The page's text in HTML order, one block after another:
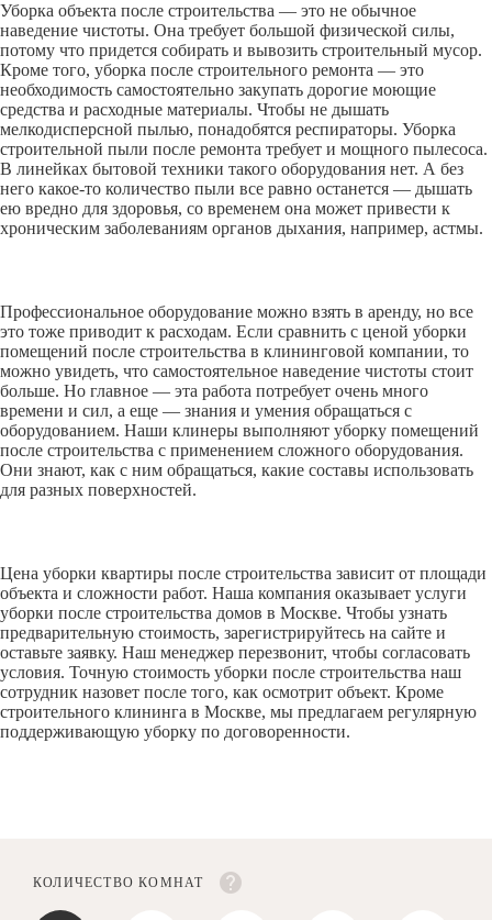
Уборка объекта после строительства — это не обычное
наведение чистоты. Она требует большой физической силы,
потому что придется собирать и вывозить строительный мусор.
Кроме того, уборка после строительного ремонта — это
необходимость самостоятельно закупать дорогие моющие
средства и расходные материалы. Чтобы не дышать
мелкодисперсной пылью, понадобятся респираторы. Уборка
строительной пыли после ремонта требует и мощного пылесоса.
В линейках бытовой техники такого оборудования нет. А без
него какое-то количество пыли все равно останется — дышать
ею вредно для здоровья, со временем она может привести к
хроническим заболеваниям органов дыхания, например, астмы.
Профессиональное оборудование можно взять в аренду, но все
это тоже приводит к расходам. Если сравнить с ценой уборки
помещений после строительства в клининговой компании, то
можно увидеть, что самостоятельное наведение чистоты стоит
больше. Но главное — эта работа потребует очень много
времени и сил, а еще — знания и умения обращаться с
оборудованием. Наши клинеры выполняют уборку помещений
после строительства с применением сложного оборудования.
Они знают, как с ним обращаться, какие составы использовать
для разных поверхностей.
Цена уборки квартиры после строительства зависит от площади
объекта и сложности работ. Наша компания оказывает услуги
уборки после строительства домов в Москве. Чтобы узнать
предварительную стоимость, зарегистрируйтесь на сайте и
оставьте заявку. Наш менеджер перезвонит, чтобы согласовать
условия. Точную стоимость уборки после строительства наш
сотрудник назовет после того, как осмотрит объект. Кроме
строительного клининга в Москве, мы предлагаем регулярную
поддерживающую уборку по договоренности.
КОЛИЧЕСТВО КОМНАТ